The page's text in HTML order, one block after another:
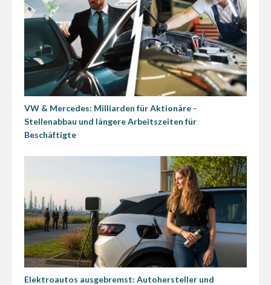
VW & Mercedes: Milliarden für Aktionäre -
Stellenabbau und längere Arbeitszeiten für
Beschäftigte
Elektroautos ausgebremst: Autohersteller und